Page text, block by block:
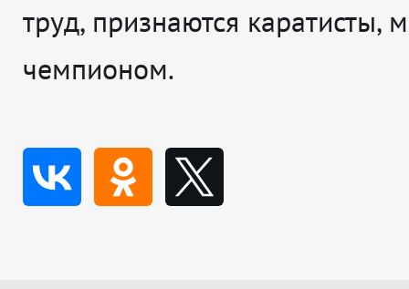
труд, признаются каратисты,
чемпионом.